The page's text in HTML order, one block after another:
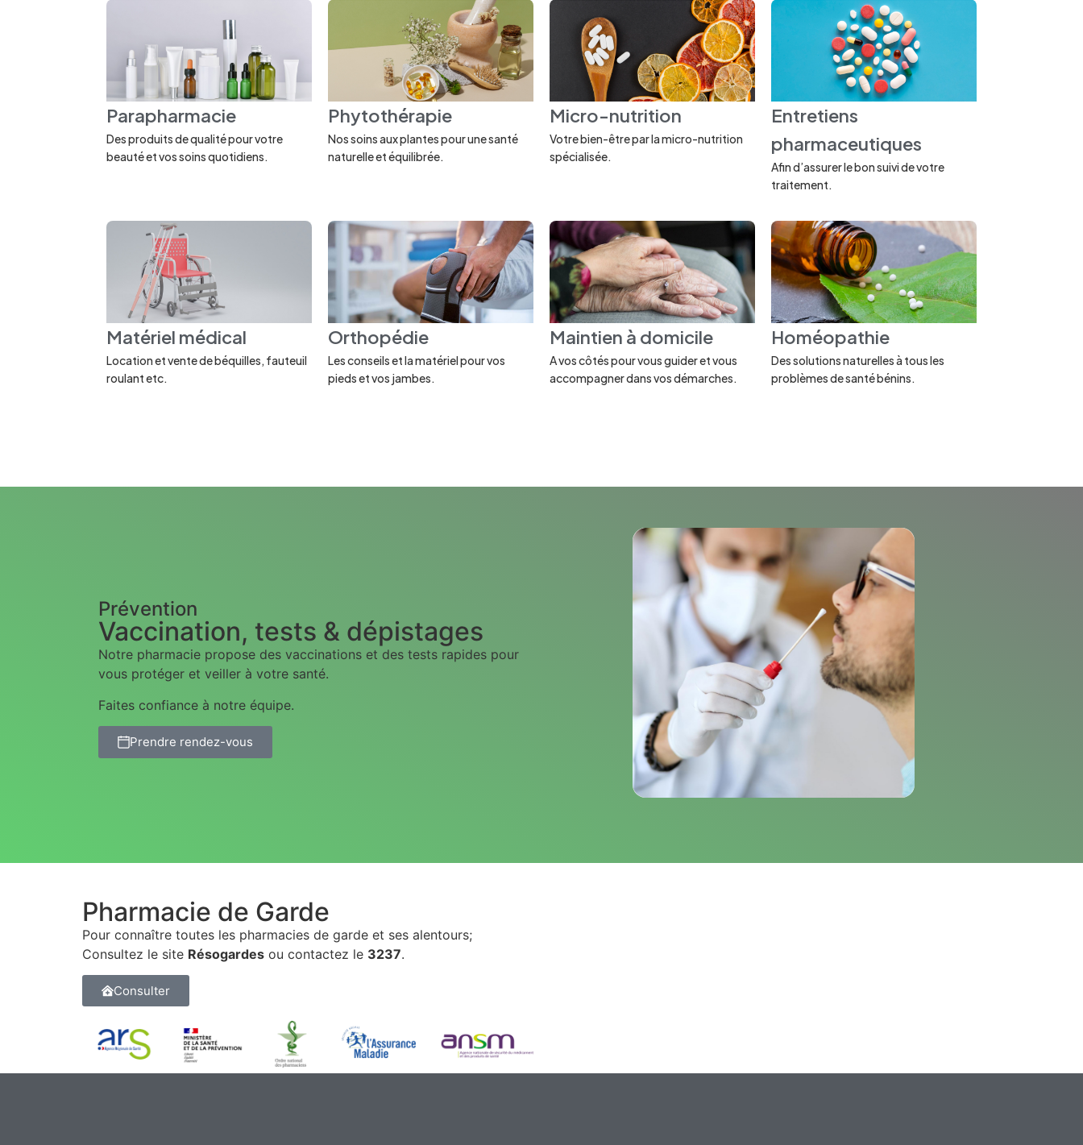
Parapharmacie
Des produits de qualité pour votre
beauté et vos soins quotidiens.
Phytothérapie
Nos soins aux plantes pour une santé
naturelle et équilibrée.
Micro-nutrition
Votre bien-être par la micro-nutrition
spécialisée.
Entretiens
pharmaceutiques
Afin d’assurer le bon suivi de votre
traitement.
Matériel médical
Location et vente de béquilles, fauteuil
roulant etc.
Orthopédie
Les conseils et la matériel pour vos
pieds et vos jambes.
Maintien à domicile
A vos côtés pour vous guider et vous
accompagner dans vos démarches.
Homéopathie
Des solutions naturelles à tous les
problèmes de santé bénins.
Prévention
Vaccination, tests & dépistages
Notre pharmacie propose des vaccinations et des tests rapides pour
vous protéger et veiller à votre santé.
Faites confiance à notre équipe.
Prendre rendez-vous
Pharmacie de Garde
Pour connaître toutes les pharmacies de garde et ses alentours;
Consultez le site Résogardes ou contactez le 3237.
Consulter